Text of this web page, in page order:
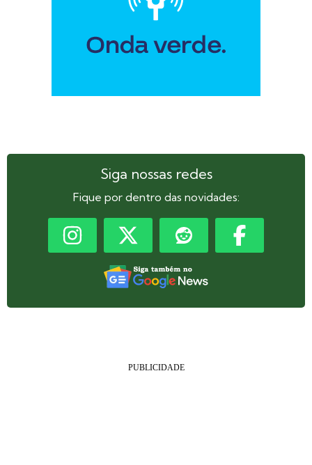
Siga nossas redes
Fique por dentro das novidades: